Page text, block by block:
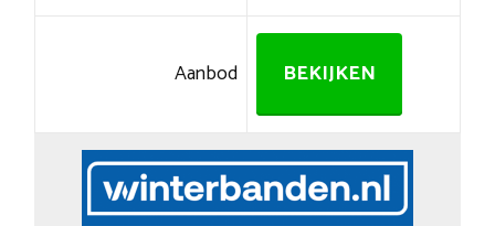
Aanbod BEKIJKEN